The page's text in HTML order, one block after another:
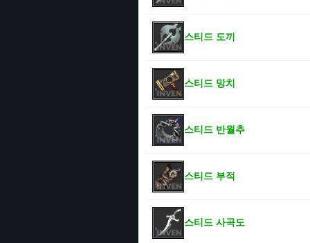
스티드 도끼
스티드 망치
스티드 반월추
스티드 부적
스티드 사곡도